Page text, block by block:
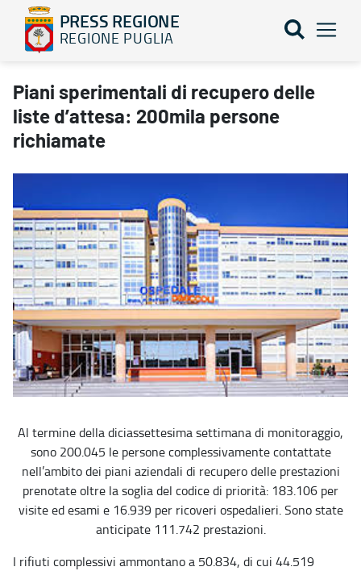
PRESS REGIONE
REGIONE PUGLIA
Piani sperimentali di recupero delle liste d’attesa: 200mila
Piani sperimentali di recupero delle
liste d’attesa: 200mila persone
richiamate
Al termine della diciassettesima settimana di monitoraggio,
sono 200.045 le persone complessivamente contattate
nell’ambito dei piani aziendali di recupero delle prestazioni
prenotate oltre la soglia del codice di priorità: 183.106 per
visite ed esami e 16.939 per ricoveri ospedalieri. Sono state
anticipate 111.742 prestazioni.
I rifiuti complessivi ammontano a 50.834, di cui 44.519